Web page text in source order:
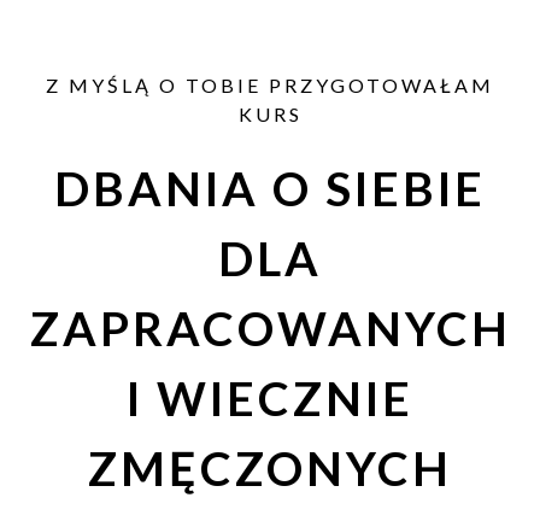
Z MYŚLĄ O TOBIE PRZYGOTOWAŁAM
KURS
DBANIA O SIEBIE
DLA
ZAPRACOWANYCH
I WIECZNIE
ZMĘCZONYCH